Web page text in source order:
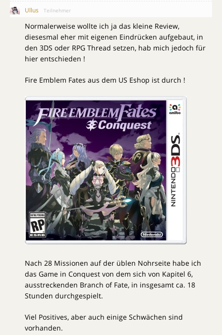
Ullus Teilnehmer
Normalerweise wollte ich ja das kleine Review,
diesesmal eher mit eigenen Eindrücken aufgebaut, in
den 3DS oder RPG Thread setzen, hab mich jedoch für
hier entschieden !
Fire Emblem Fates aus dem US Eshop ist durch !
Nach 28 Missionen auf der üblen Nohrseite habe ich
das Game in Conquest von dem sich von Kapitel 6,
ausstreckenden Branch of Fate, in insgesamt ca. 18
Stunden durchgespielt.
Viel Positives, aber auch einige Schwächen sind
vorhanden.